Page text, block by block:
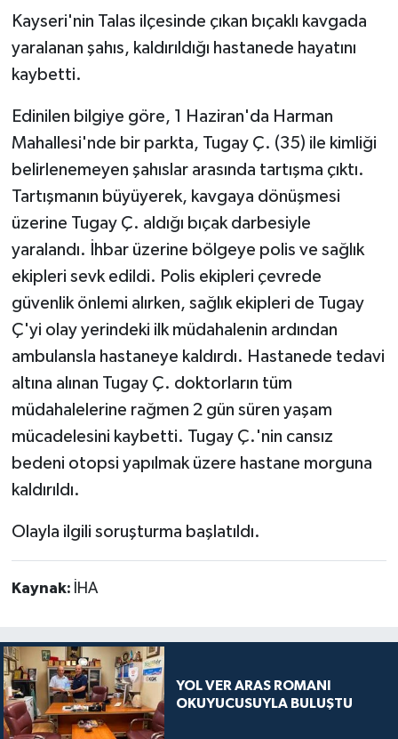
Kayseri'nin Talas ilçesinde çıkan bıçaklı kavgada
yaralanan şahıs, kaldırıldığı hastanede hayatını
kaybetti.
Edinilen bilgiye göre, 1 Haziran'da Harman
Mahallesi'nde bir parkta, Tugay Ç. (35) ile kimliği
belirlenemeyen şahıslar arasında tartışma çıktı.
Tartışmanın büyüyerek, kavgaya dönüşmesi
üzerine Tugay Ç. aldığı bıçak darbesiyle
yaralandı. İhbar üzerine bölgeye polis ve sağlık
ekipleri sevk edildi. Polis ekipleri çevrede
güvenlik önlemi alırken, sağlık ekipleri de Tugay
Ç'yi olay yerindeki ilk müdahalenin ardından
ambulansla hastaneye kaldırdı. Hastanede tedavi
altına alınan Tugay Ç. doktorların tüm
müdahalelerine rağmen 2 gün süren yaşam
mücadelesini kaybetti. Tugay Ç.'nin cansız
bedeni otopsi yapılmak üzere hastane morguna
kaldırıldı.
Olayla ilgili soruşturma başlatıldı.
Kaynak: İHA
YOL VER ARAS ROMANI
OKUYUCUSUYLA BULUŞTU